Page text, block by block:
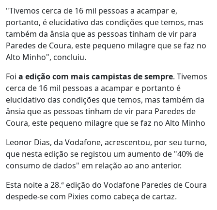
"Tivemos cerca de 16 mil pessoas a acampar e,
portanto, é elucidativo das condições que temos, mas
também da ânsia que as pessoas tinham de vir para
Paredes de Coura, este pequeno milagre que se faz no
Alto Minho", concluiu.
Foi a edição com mais campistas de sempre. Tivemos
cerca de 16 mil pessoas a acampar e portanto é
elucidativo das condições que temos, mas também da
ânsia que as pessoas tinham de vir para Paredes de
Coura, este pequeno milagre que se faz no Alto Minho
Leonor Dias, da Vodafone, acrescentou, por seu turno,
que nesta edição se registou um aumento de "40% de
consumo de dados" em relação ao ano anterior.
Esta noite a 28.ª edição do Vodafone Paredes de Coura
despede-se com Pixies como cabeça de cartaz.